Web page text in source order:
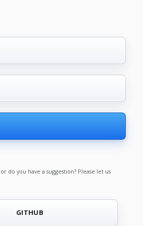
do you have a suggestion? Please let us
GITHUB